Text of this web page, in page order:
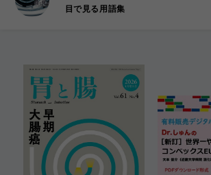
目で見る用語集